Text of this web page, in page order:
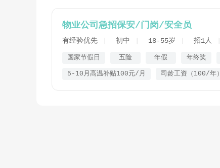
物业公司急招保安/门岗/安全员
有经验优先 初中 18-55岁 招1人
国家节假日 五险 年假 年终奖
5-10月高温补贴100元/月 司龄工资（100/年）